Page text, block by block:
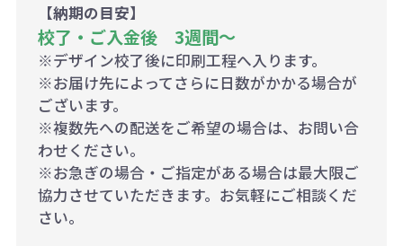
【納期の目安】
校了・ご入金後 3週間～
※デザイン校了後に印刷工程へ入ります。
※お届け先によってさらに日数がかかる場合が
ございます。
※複数先への配送をご希望の場合は、お問い合
わせください。
※お急ぎの場合・ご指定がある場合は最大限ご
協力させていただきます。お気軽にご相談くだ
さい。